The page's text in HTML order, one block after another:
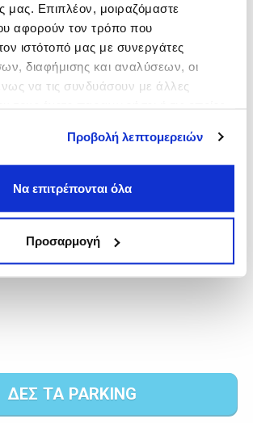
μας. Επιπλέον, μοιραζόμαστε
αφορούν τον τρόπο που
ιστότοπό μας με συνεργάτες
διαφήμισης και αναλύσεων, οι
να τις συνδυάσουν με άλλες
Προβολή λεπτομερειών
Να επιτρέπονται όλα
Προσαρμογή
ΔΕΣ ΤΑ PARKING